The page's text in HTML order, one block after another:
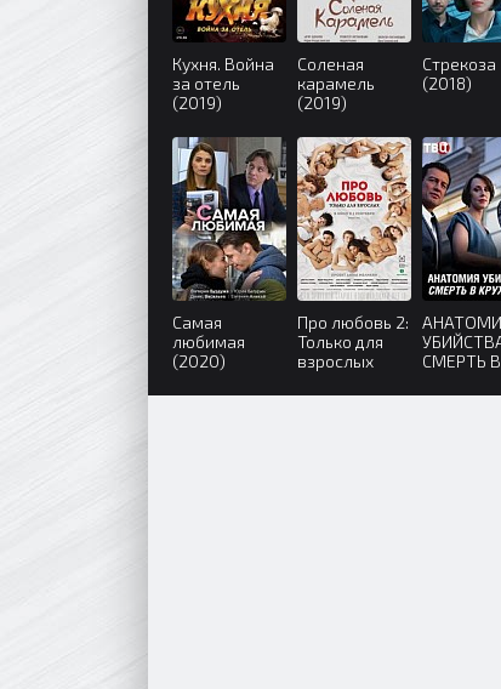
Кухня. Война
за отель
(2019)
Соленая
карамель
(2019)
Стрекоза
(2018)
Самая
любимая
(2020)
Про любовь 2:
Только для
взрослых
СМЕРТЬ В
(2019)